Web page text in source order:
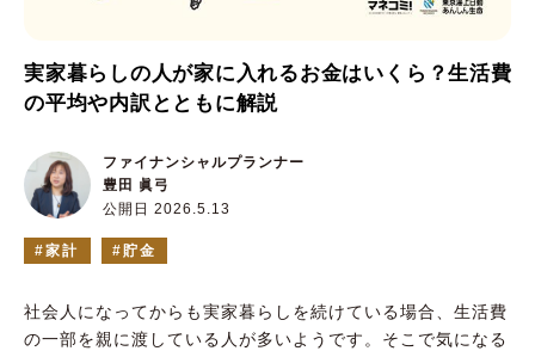
実家暮らしの人が家に入れるお金はいくら？生活費
の平均や内訳とともに解説
公開日 2026.5.13
ファイナンシャルプランナー
豊田 眞弓
家計 貯金
社会人になってからも実家暮らしを続けている場合、生活費
の一部を親に渡している人が多いようです。そこで気になる